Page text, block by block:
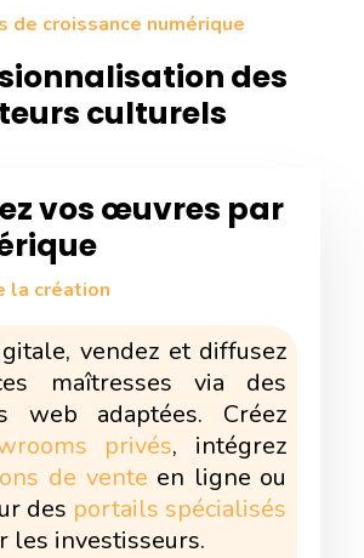
de croissance numérique
des
culturels
vos œuvres par
la création
vendez et diffusez
maîtresses via des
web adaptées. Créez
privés, intégrez
de vente en ligne ou
des portails spécialisés
les investisseurs.